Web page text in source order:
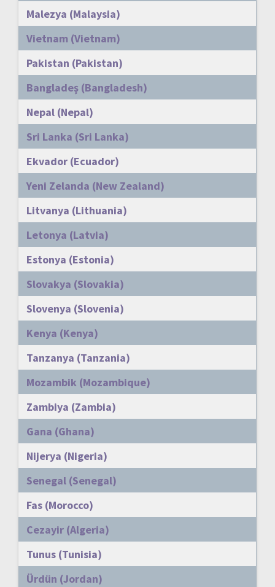
Malezya (Malaysia)
Vietnam (Vietnam)
Pakistan (Pakistan)
Bangladeş (Bangladesh)
Nepal (Nepal)
Sri Lanka (Sri Lanka)
Ekvador (Ecuador)
Yeni Zelanda (New Zealand)
Litvanya (Lithuania)
Letonya (Latvia)
Estonya (Estonia)
Slovakya (Slovakia)
Slovenya (Slovenia)
Kenya (Kenya)
Tanzanya (Tanzania)
Mozambik (Mozambique)
Zambiya (Zambia)
Gana (Ghana)
Nijerya (Nigeria)
Senegal (Senegal)
Fas (Morocco)
Cezayir (Algeria)
Tunus (Tunisia)
Ürdün (Jordan)